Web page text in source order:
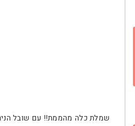
שמלת כלה מהממת!! עם שובל הניתן להסרה אחרי